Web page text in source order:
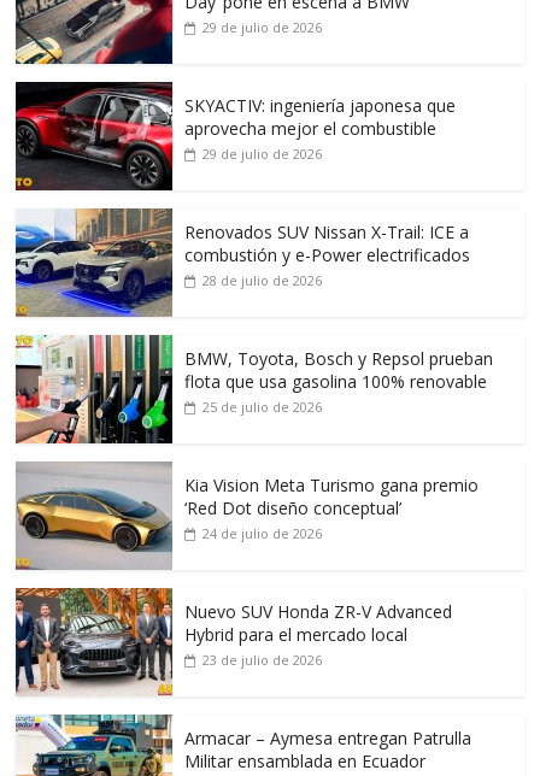
29 de julio de 2026
SKYACTIV: ingeniería japonesa que
aprovecha mejor el combustible
29 de julio de 2026
Renovados SUV Nissan X-Trail: ICE a
combustión y e-Power electrificados
28 de julio de 2026
BMW, Toyota, Bosch y Repsol prueban
flota que usa gasolina 100% renovable
25 de julio de 2026
Kia Vision Meta Turismo gana premio
‘Red Dot diseño conceptual’
24 de julio de 2026
Nuevo SUV Honda ZR-V Advanced
Hybrid para el mercado local
23 de julio de 2026
Armacar – Aymesa entregan Patrulla
Militar ensamblada en Ecuador